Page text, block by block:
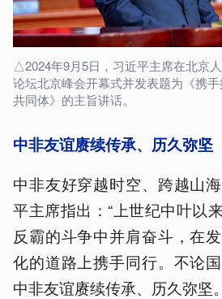
△2024年9月5日，习近平主席在北京
论坛北京峰会开幕式并发表题为《携
共同体》的主旨讲话。
中非友谊赓续传承、历久弥坚
中非友好穿越时空、跨越山
平主席指出：“上世纪中叶以
反霸的斗争中并肩奋斗，在
化的道路上携手同行。不论
中非友谊赓续传承、历久弥坚